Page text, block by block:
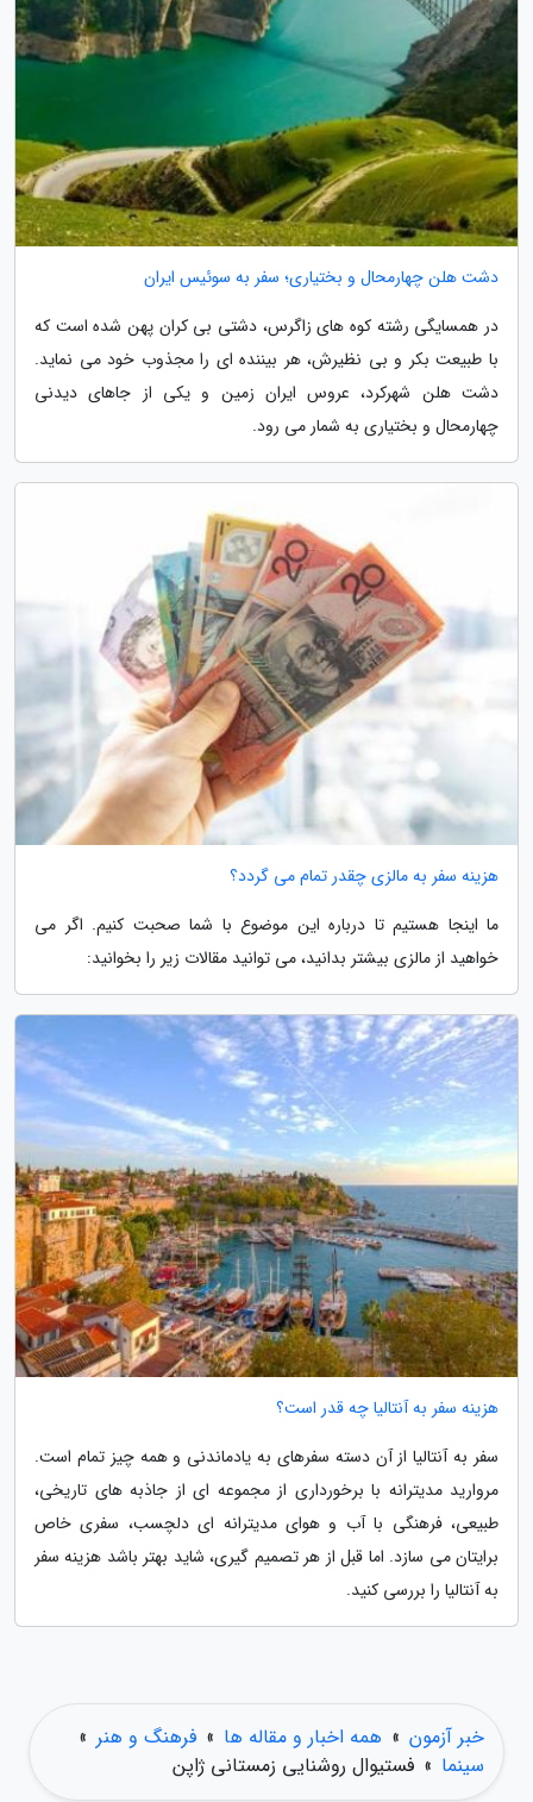
دشت هلن چهارمحال و بختیاری؛ سفر به سوئیس ایران
در همسایگی رشته کوه های زاگرس، دشتی بی کران پهن شده است که
با طبیعت بکر و بی نظیرش، هر بیننده ای را مجذوب خود می نماید.
دشت هلن شهرکرد، عروس ایران زمین و یکی از جاهای دیدنی
چهارمحال و بختیاری به شمار می رود.
هزینه سفر به مالزی چقدر تمام می گردد؟
ما اینجا هستیم تا درباره این موضوع با شما صحبت کنیم. اگر می
خواهید از مالزی بیشتر بدانید، می توانید مقالات زیر را بخوانید:
هزینه سفر به آنتالیا چه قدر است؟
سفر به آنتالیا از آن دسته سفرهای به یادماندنی و همه چیز تمام است.
مروارید مدیترانه با برخورداری از مجموعه ای از جاذبه های تاریخی،
طبیعی، فرهنگی با آب و هوای مدیترانه ای دلچسب، سفری خاص
برایتان می سازد. اما قبل از هر تصمیم گیری، شاید بهتر باشد هزینه سفر
به آنتالیا را بررسی کنید.
خبر آزمون » همه اخبار و مقاله ها » فرهنگ و هنر »
سینما » فستیوال روشنایی زمستانی ژاپن